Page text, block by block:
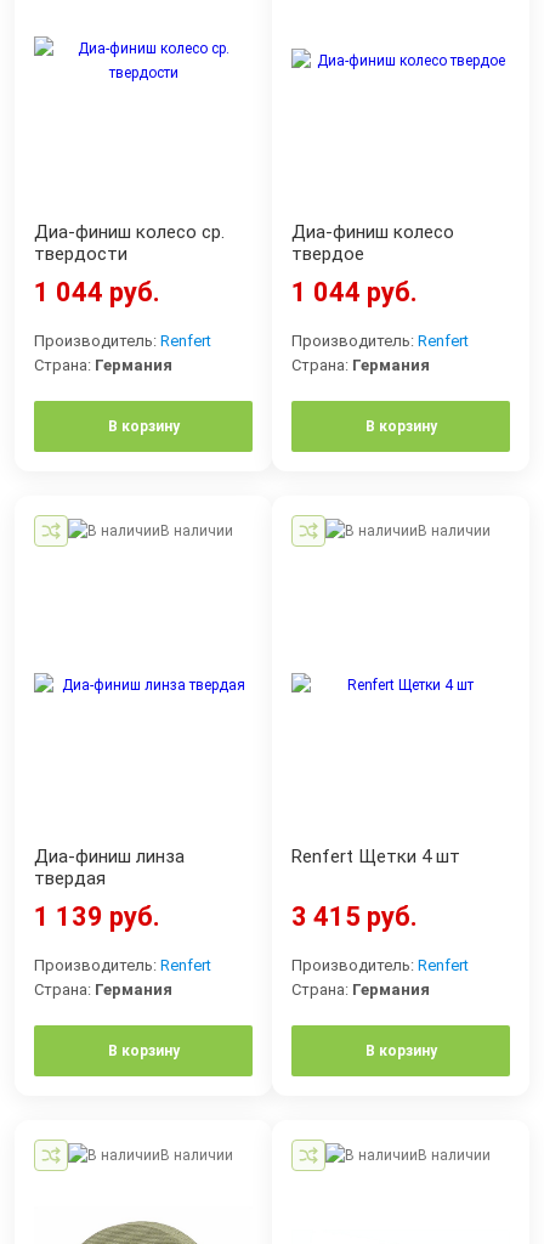
Диа-финиш колесо ср.
твердости
1 044 руб.
Производитель: Renfert
Страна: Германия
В корзину
Диа-финиш колесо
твердое
1 044 руб.
Производитель: Renfert
Страна: Германия
В корзину
В наличии
Диа-финиш линза
твердая
1 139 руб.
Производитель: Renfert
Страна: Германия
В корзину
В наличии
Renfert Щетки 4 шт
3 415 руб.
Производитель: Renfert
Страна: Германия
В корзину
В наличии В наличии